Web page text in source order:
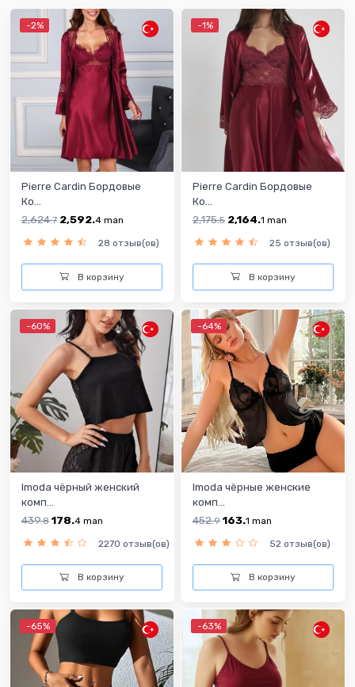
-2%
Pierre Cardin Бордовые
Ко...
2,624.7 2,592.4 man
28 отзыв(ов)
В корзину
-1%
Pierre Cardin Бордовые
Ко...
2,175.5 2,164.1 man
25 отзыв(ов)
В корзину
-60%
Imoda чёрный женский
комп...
439.8 178.4 man
2270 отзыв(ов)
В корзину
-64%
Imoda чёрныe женскиe
комп...
452.9 163.1 man
52 отзыв(ов)
В корзину
-65% -63%